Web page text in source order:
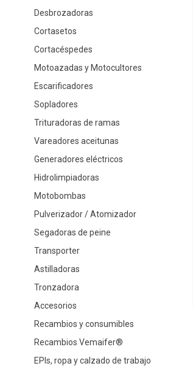
Desbrozadoras
Cortasetos
Cortacéspedes
Motoazadas y Motocultores
Escarificadores
Sopladores
Trituradoras de ramas
Vareadores aceitunas
Generadores eléctricos
Hidrolimpiadoras
Motobombas
Pulverizador / Atomizador
Segadoras de peine
Transporter
Astilladoras
Tronzadora
Accesorios
Recambios y consumibles
Recambios Vemaifer®
EPIs, ropa y calzado de trabajo